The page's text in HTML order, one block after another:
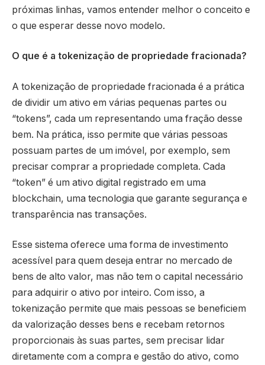
próximas linhas, vamos entender melhor o conceito e
o que esperar desse novo modelo.
O que é a tokenização de propriedade fracionada?
A tokenização de propriedade fracionada é a prática
de dividir um ativo em várias pequenas partes ou
“tokens”, cada um representando uma fração desse
bem. Na prática, isso permite que várias pessoas
possuam partes de um imóvel, por exemplo, sem
precisar comprar a propriedade completa. Cada
“token” é um ativo digital registrado em uma
blockchain, uma tecnologia que garante segurança e
transparência nas transações.
Esse sistema oferece uma forma de investimento
acessível para quem deseja entrar no mercado de
bens de alto valor, mas não tem o capital necessário
para adquirir o ativo por inteiro. Com isso, a
tokenização permite que mais pessoas se beneficiem
da valorização desses bens e recebam retornos
proporcionais às suas partes, sem precisar lidar
diretamente com a compra e gestão do ativo, como